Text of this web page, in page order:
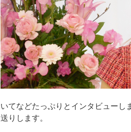
いてなどたっぷりとインタビューし
送りします。